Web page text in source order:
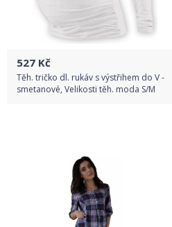
527 Kč
Těh. tričko dl. rukáv s výstřihem do V -
smetanové, Velikosti těh. moda S/M
Detail produktu